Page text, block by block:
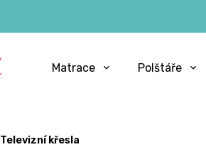
Matrace Polštáře
Televizní křesla